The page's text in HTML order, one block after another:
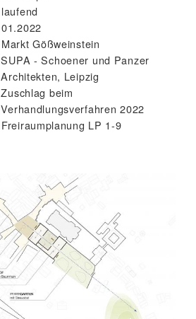
laufend
01.2022
Markt Gößweinstein
SUPA - Schoener und Panzer
Architekten, Leipzig
Zuschlag beim
Verhandlungsverfahren 2022
Freiraumplanung LP 1-9